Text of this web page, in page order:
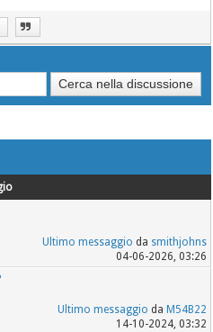
Ultimo messaggio da smithjohns
04-06-2026, 03:26
Ultimo messaggio da M54B22
14-10-2024, 03:32